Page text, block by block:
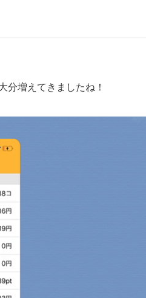
分増えてきましたね！